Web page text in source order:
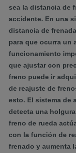
sea la distancia de
accidente. En una
distancia de
para que ocurra un
funcionamiento
que ajustar con
freno puede ir
de reajuste de
esto. El sistema de
detecta una
freno de rueda
con la función de
frenado y aumenta